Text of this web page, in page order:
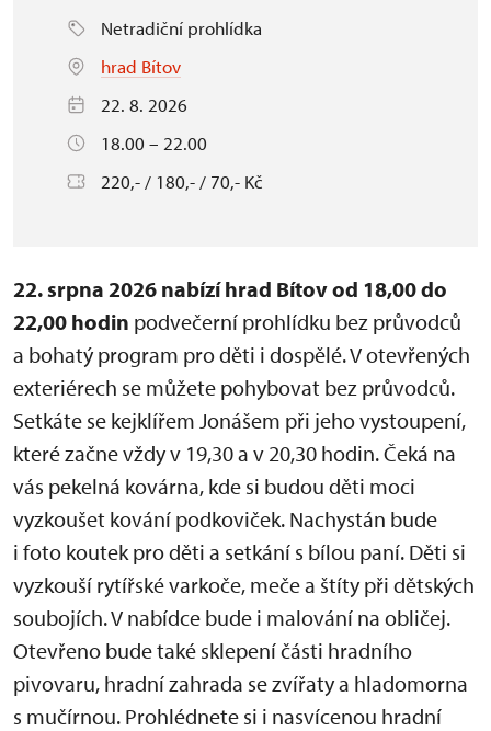
Netradiční prohlídka
hrad Bítov
22. 8. 2026
18.00 – 22.00
220,- / 180,- / 70,- Kč
22. srpna 2026 nabízí hrad Bítov od 18,00 do
22,00 hodin podvečerní prohlídku bez průvodců
a bohatý program pro děti i dospělé. V otevřených
exteriérech se můžete pohybovat bez průvodců.
Setkáte se kejklířem Jonášem při jeho vystoupení,
které začne vždy v 19,30 a v 20,30 hodin. Čeká na
vás pekelná kovárna, kde si budou děti moci
vyzkoušet kování podkoviček. Nachystán bude
i foto koutek pro děti a setkání s bílou paní. Děti si
vyzkouší rytířské varkoče, meče a štíty při dětských
soubojích. V nabídce bude i malování na obličej.
Otevřeno bude také sklepení části hradního
pivovaru, hradní zahrada se zvířaty a hladomorna
s mučírnou. Prohlédnete si i nasvícenou hradní